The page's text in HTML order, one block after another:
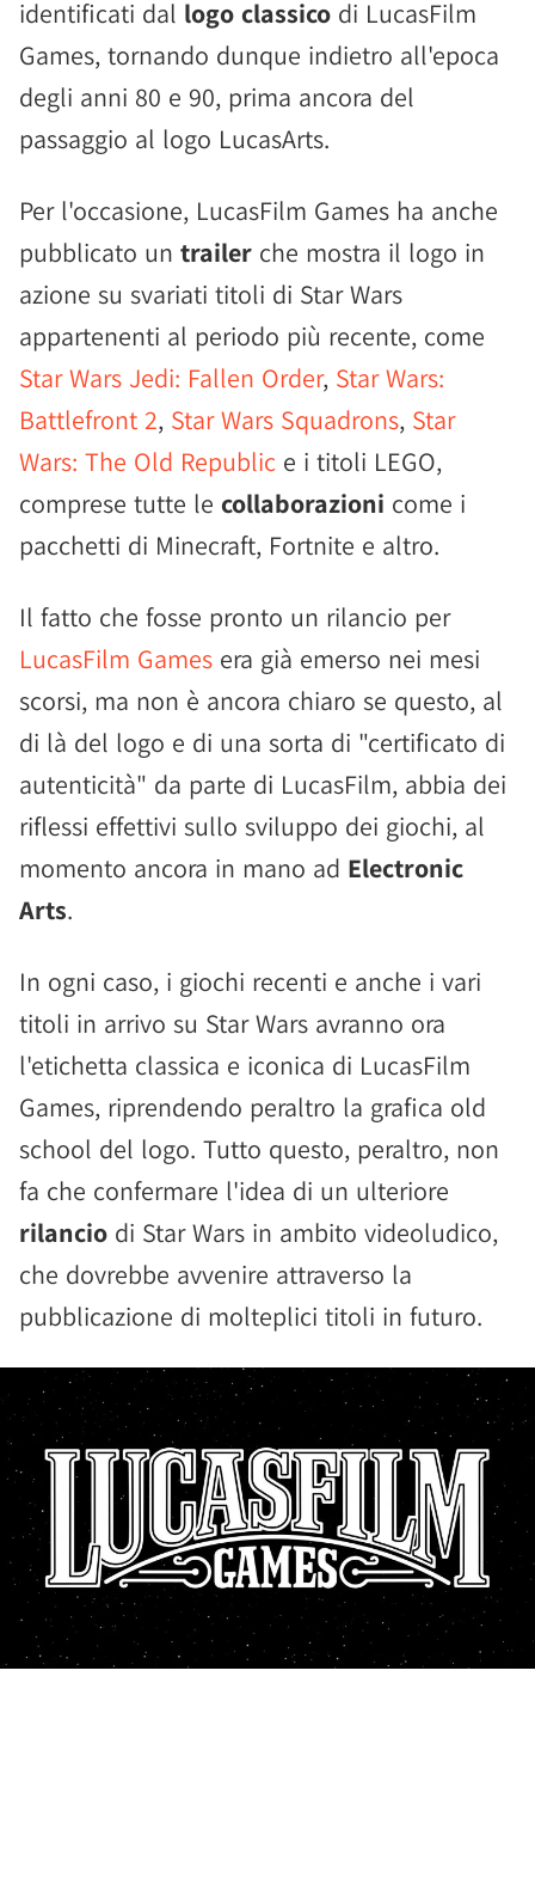
identificati dal logo classico di LucasFilm
Games, tornando dunque indietro all'epoca
degli anni 80 e 90, prima ancora del
passaggio al logo LucasArts.
Per l'occasione, LucasFilm Games ha anche
pubblicato un trailer che mostra il logo in
azione su svariati titoli di Star Wars
appartenenti al periodo più recente, come
Star Wars Jedi: Fallen Order, Star Wars:
Battlefront 2, Star Wars Squadrons, Star
Wars: The Old Republic e i titoli LEGO,
comprese tutte le collaborazioni come i
pacchetti di Minecraft, Fortnite e altro.
Il fatto che fosse pronto un rilancio per
LucasFilm Games era già emerso nei mesi
scorsi, ma non è ancora chiaro se questo, al
di là del logo e di una sorta di "certificato di
autenticità" da parte di LucasFilm, abbia dei
riflessi effettivi sullo sviluppo dei giochi, al
momento ancora in mano ad Electronic
Arts.
In ogni caso, i giochi recenti e anche i vari
titoli in arrivo su Star Wars avranno ora
l'etichetta classica e iconica di LucasFilm
Games, riprendendo peraltro la grafica old
school del logo. Tutto questo, peraltro, non
fa che confermare l'idea di un ulteriore
rilancio di Star Wars in ambito videoludico,
che dovrebbe avvenire attraverso la
pubblicazione di molteplici titoli in futuro.